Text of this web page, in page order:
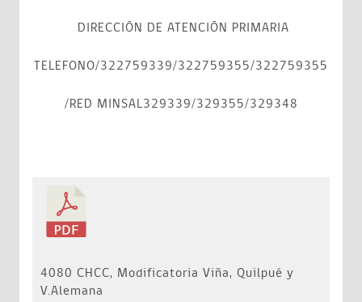
DIRECCIÓN DE ATENCIÓN PRIMARIA
TELEFONO/322759339/322759355/322759355
/RED MINSAL329339/329355/329348
4080 CHCC, Modificatoria Viña, Quilpué y
V.Alemana